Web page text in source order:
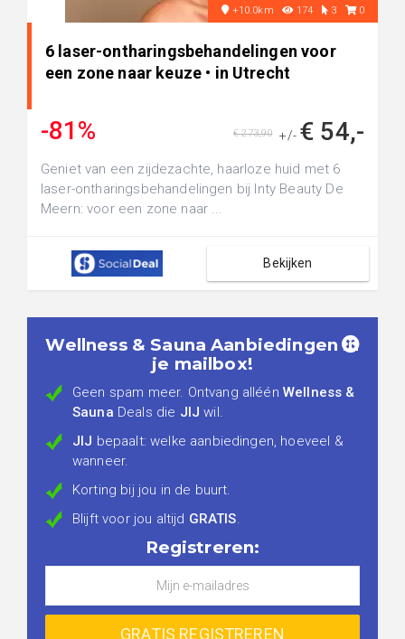
+10.0km 174 3 0
6 laser-ontharingsbehandelingen voor
een zone naar keuze • in Utrecht
-81% +/- € 54,-
€ 273,90
Geniet van een zijdezachte, haarloze huid met 6
laser-ontharingsbehandelingen bij Inty Beauty De
Meern: voor een zone naar ...
Bekijken
Wellness & Sauna Aanbiedingen in
je mailbox!
Geen spam meer. Ontvang alléén Wellness &
Sauna Deals die JIJ wil.
JIJ bepaalt: welke aanbiedingen, hoeveel &
wanneer.
Korting bij jou in de buurt.
Blijft voor jou altijd GRATIS.
Registreren: